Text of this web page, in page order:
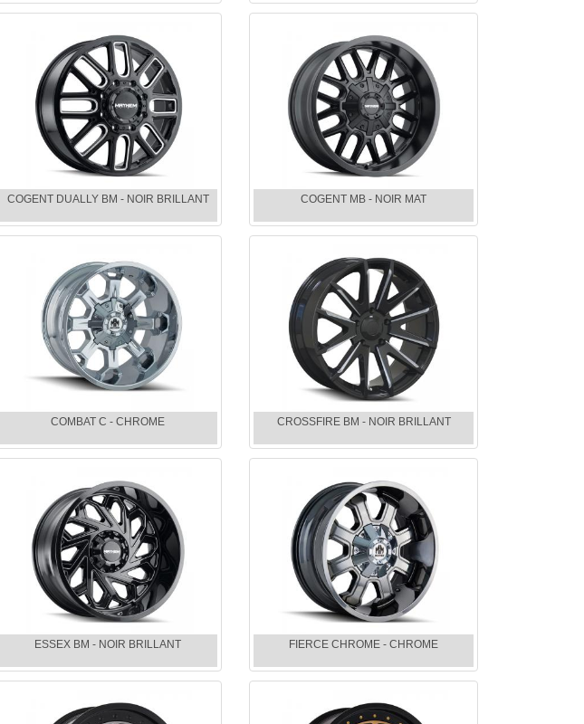
COGENT DUALLY BM - NOIR BRILLANT COGENT MB - NOIR MAT
COMBAT C - CHROME CROSSFIRE BM - NOIR BRILLANT
ESSEX BM - NOIR BRILLANT FIERCE CHROME - CHROME